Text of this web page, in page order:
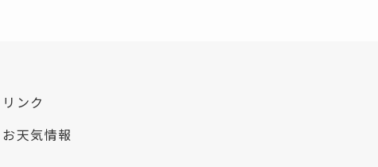
リンク
お天気情報